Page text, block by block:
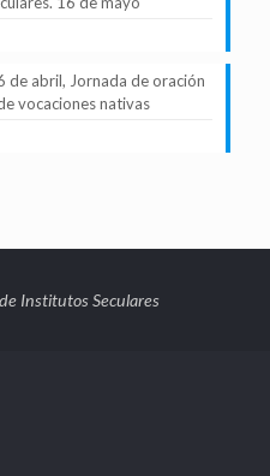
de abril, Jornada de oración
vocaciones nativas
Institutos Seculares